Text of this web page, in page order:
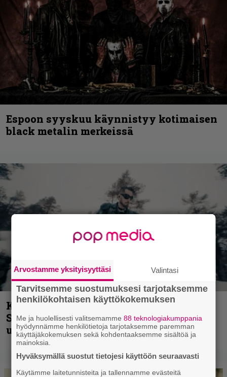
Espoon syyskuu käynnistyy kotimaisen
black metalin merkeissä
Kunnianosoitus hyiselle Pohjolalle –
Shining hyppäsi keskelle kinoksia
uudella videollaan
Arvostamme yksityisyyttäsi Valintasi
Tarvitsemme suostumuksesi tarjotaksemme
henkilökohtaisen käyttökokemuksen
Me ja huolellisesti valitsemamme88 teknologiakumppania
hyödynnämme henkilötietoja tarjotaksemme paremman
käyttäjäkokemuksen sekä kohdentaaksemme sisältöä ja
mainoksia.
Hyväksymällä suostut tietojesi käyttöön seuraavasti
Käytämme laitetunnisteita ja tallennamme evästeitä